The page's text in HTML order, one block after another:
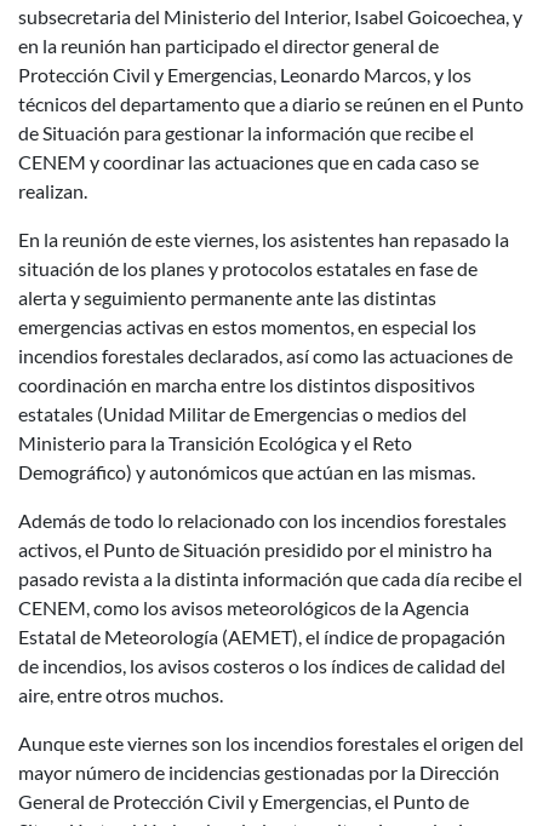
subsecretaria del Ministerio del Interior, Isabel Goicoechea, y
en la reunión han participado el director general de
Protección Civil y Emergencias, Leonardo Marcos, y los
técnicos del departamento que a diario se reúnen en el Punto
de Situación para gestionar la información que recibe el
CENEM y coordinar las actuaciones que en cada caso se
realizan.
En la reunión de este viernes, los asistentes han repasado la
situación de los planes y protocolos estatales en fase de
alerta y seguimiento permanente ante las distintas
emergencias activas en estos momentos, en especial los
incendios forestales declarados, así como las actuaciones de
coordinación en marcha entre los distintos dispositivos
estatales (Unidad Militar de Emergencias o medios del
Ministerio para la Transición Ecológica y el Reto
Demográfico) y autonómicos que actúan en las mismas.
Además de todo lo relacionado con los incendios forestales
activos, el Punto de Situación presidido por el ministro ha
pasado revista a la distinta información que cada día recibe el
CENEM, como los avisos meteorológicos de la Agencia
Estatal de Meteorología (AEMET), el índice de propagación
de incendios, los avisos costeros o los índices de calidad del
aire, entre otros muchos.
Aunque este viernes son los incendios forestales el origen del
mayor número de incidencias gestionadas por la Dirección
General de Protección Civil y Emergencias, el Punto de